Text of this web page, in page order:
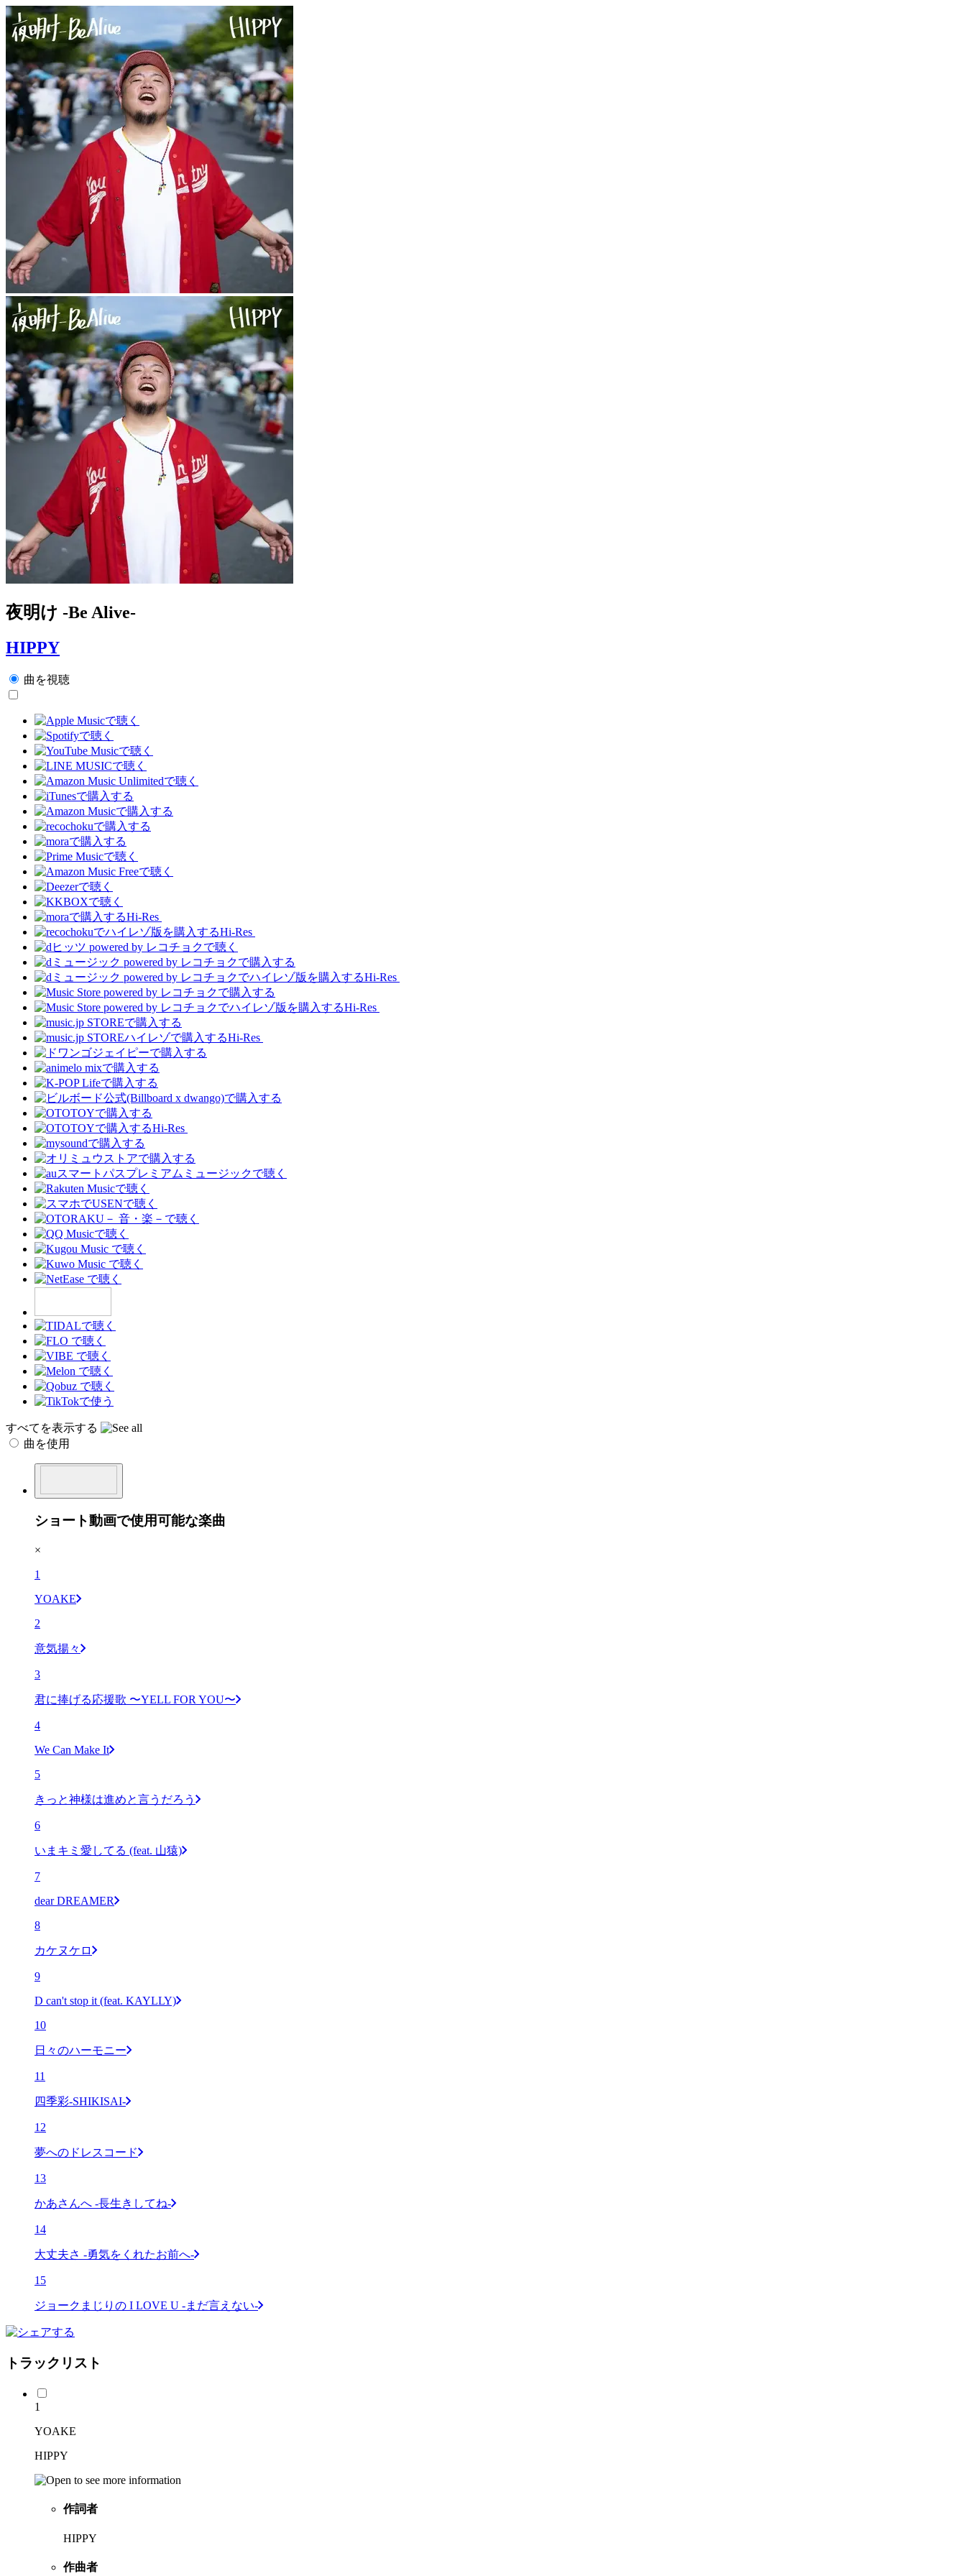
夜明け -Be Alive-
HIPPY
曲を視聴
Hi-Res
Hi-Res
Hi-Res
Hi-Res
Hi-Res
Hi-Res
すべてを表示する
曲を使用
ショート動画で使用可能な楽曲
×
1
YOAKE
2
意気揚々
3
君に捧げる応援歌 〜YELL FOR YOU〜
4
We Can Make It
5
きっと神様は進めと言うだろう
6
いまキミ愛してる (feat. 山猿)
7
dear DREAMER
8
カケヌケロ
9
D can't stop it (feat. KAYLLY)
10
日々のハーモニー
11
四季彩-SHIKISAI-
12
夢へのドレスコード
13
かあさんへ -長生きしてね-
14
大丈夫さ -勇気をくれたお前へ-
15
ジョークまじりの I LOVE U -まだ言えない-
トラックリスト
1
YOAKE
HIPPY
作詞者
HIPPY
作曲者